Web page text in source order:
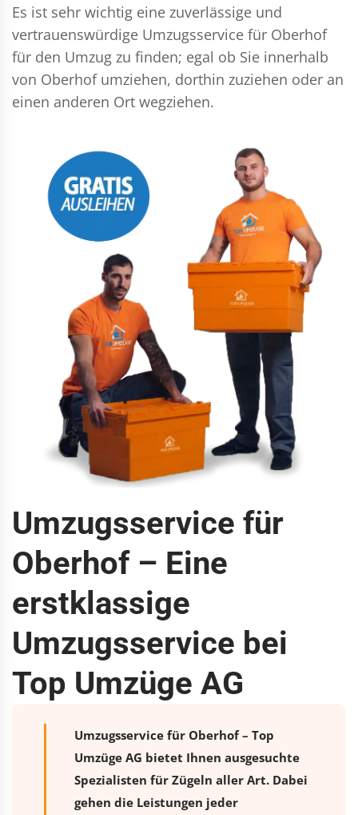
Es ist sehr wichtig eine zuverlässige und
vertrauenswürdige Umzugsservice für Oberhof
für den Umzug zu finden; egal ob Sie innerhalb
von Oberhof umziehen, dorthin zuziehen oder an
einen anderen Ort wegziehen.
Umzugsservice für
Oberhof – Eine
erstklassige
Umzugsservice bei
Top Umzüge AG
Umzugsservice für Oberhof – Top
Umzüge AG bietet Ihnen ausgesuchte
Spezialisten für Zügeln aller Art. Dabei
gehen die Leistungen jeder